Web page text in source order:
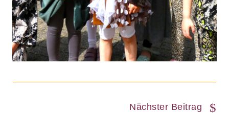
Nächster Beitrag